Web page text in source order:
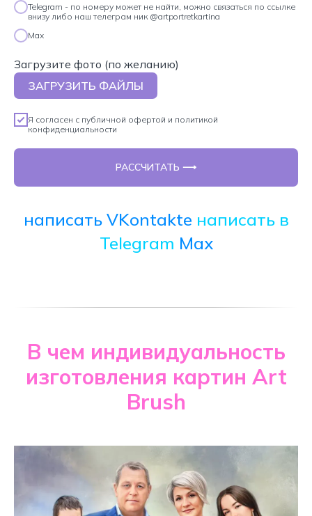
Telegram - по номеру может не найти, можно связаться по ссылке
внизу либо наш телеграм ник @artportretkartina
Max
Загрузите фото (по желанию)
ЗАГРУЗИТЬ ФАЙЛЫ
Я согласен с публичной офертой и политикой
конфиденциальности
РАССЧИТАТЬ ⟶
написать VKontakte написать в
Telegram Max
В чем индивидуальность
изготовления картин Art
Brush